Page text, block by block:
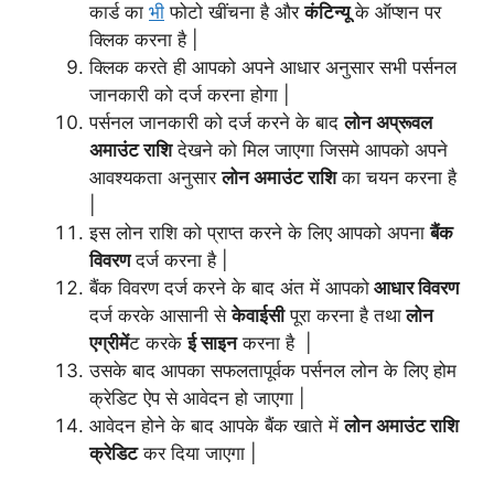
कार्ड का भी फोटो खींचना है औरकंटिन्यूके ऑप्शन पर
क्लिक करना है |
क्लिक करते ही आपको अपने आधार अनुसार सभी पर्सनल
जानकारी को दर्ज करना होगा |
पर्सनल जानकारी को दर्ज करने के बादलोन अप्रूवल
अमाउंट राशिदेखने को मिल जाएगा जिसमे आपको अपने
आवश्यकता अनुसारलोन अमाउंट राशिका चयन करना है
इस लोन राशि को प्राप्त करने के लिए आपको अपनाबैंक
विवरणदर्ज करना है |
बैंक विवरण दर्ज करने के बाद अंत में आपको आधारविवरण
दर्ज करके आसानी सेकेवाईसीपूरा करना है तथालोन
एग्रीमेंट करकेई साइनकरना है |
उसके बाद आपका सफलतापूर्वक पर्सनल लोन के लिए होम
क्रेडिट ऐप से आवेदन हो जाएगा |
आवेदन होने के बाद आपके बैंक खाते मेंलोन अमाउंट राशि
क्रेडिटकर दिया जाएगा |